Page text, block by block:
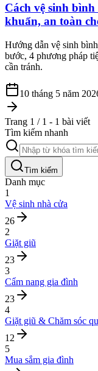
Cách vệ sinh
khuẩn, an toàn
Hướng dẫn vệ sinh
bước, 4 phương pháp
cần tránh.
10 tháng 5 năm
Trang 1 / 1 - 1 bài viết
Tìm kiếm nhanh
Tìm kiếm
Danh mục
1
Vệ sinh nhà cửa
26
2
Giặt giũ
23
3
Cẩm nang gia đình
23
4
Giặt giũ & Chăm sóc
12
5
Mua sắm gia đình